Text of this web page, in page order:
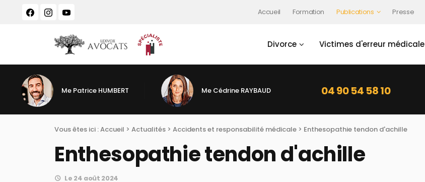
Accueil Formation Publications Presse
Divorce Victimes d'erreur médicale
Me Patrice HUMBERT Me Cédrine RAYBAUD 04 90 54 58 10
Vous êtes ici :Accueil > Actualités > Accidents et responsabilité médicale > Enthesopathie tendon d'achille
Enthesopathie tendon d'achille
Le 24 août 2024